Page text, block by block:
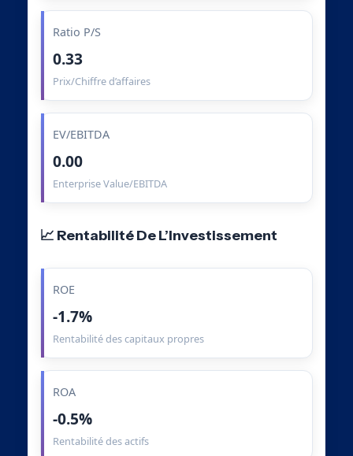
Ratio P/S
0.33
Prix/Chiffre d’affaires
EV/EBITDA
0.00
Enterprise Value/EBITDA
📈 Rentabilité De L’Investissement
ROE
-1.7%
Rentabilité des capitaux propres
ROA
-0.5%
Rentabilité des actifs